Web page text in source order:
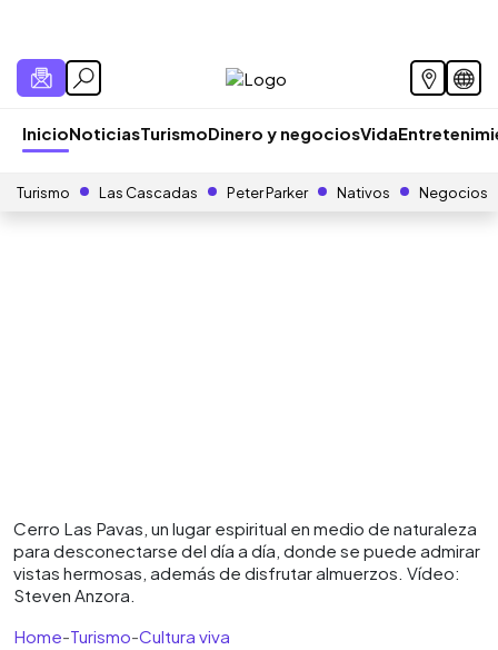
InicioNoticiasTurismoDinero y negociosVida
Turismo Las Cascadas Peter Parker Nativos Negocios
Cerro Las Pavas, un lugar espiritual en medio de naturaleza
para desconectarse del día a día, donde se puede admirar
vistas hermosas, además de disfrutar almuerzos. Vídeo:
Steven Anzora.
Home-Turismo-Cultura viva